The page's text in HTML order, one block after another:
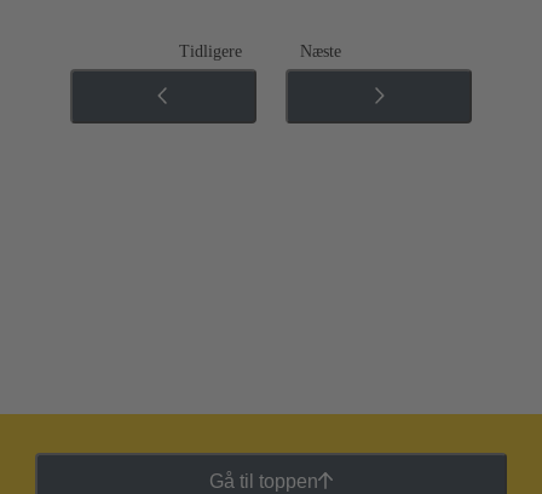
Tidligere Næste
Gå til toppen